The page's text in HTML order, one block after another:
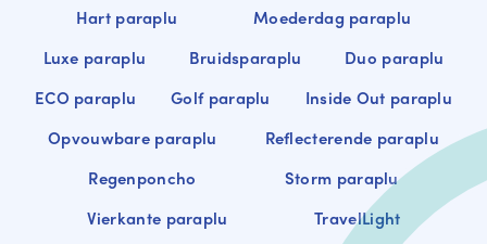
Hart paraplu
Moederdag paraplu
Luxe paraplu
Bruidsparaplu
Duo paraplu
ECO paraplu
Golf paraplu
Inside Out paraplu
Opvouwbare paraplu
Reflecterende paraplu
Regenponcho
Storm paraplu
Vierkante paraplu
TravelLight